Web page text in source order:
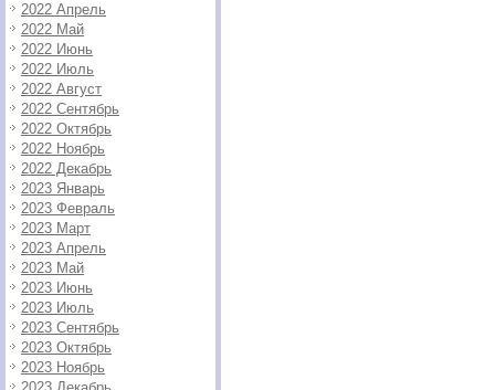
2022 Апрель
2022 Май
2022 Июнь
2022 Июль
2022 Август
2022 Сентябрь
2022 Октябрь
2022 Ноябрь
2022 Декабрь
2023 Январь
2023 Февраль
2023 Март
2023 Апрель
2023 Май
2023 Июнь
2023 Июль
2023 Сентябрь
2023 Октябрь
2023 Ноябрь